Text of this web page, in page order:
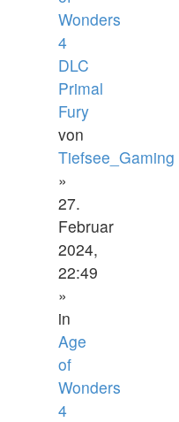
Wonders
4
DLC
Primal
Fury
von
Tiefsee_Gaming
»
27.
Februar
2024,
22:49
»
in
Age
of
Wonders
4